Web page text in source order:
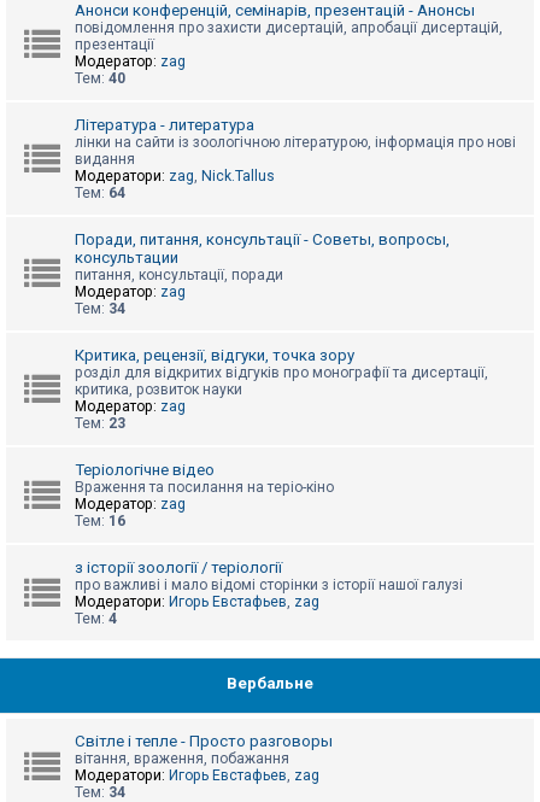
П
м
о
г
Анонси конференцій, семінарів, презентацій - Анонсы
повідомлення про захисти дисертацій, апробації дисертацій,
презентації
Модератор: zag
Тем: 40
Література - литература
лінки на сайти із зоологічною літературою, інформація про нові
видання
Модератори: zag, Nick.Tallus
Тем: 64
Поради, питання, консультації - Советы, вопросы,
консультации
питання, консультації, поради
Модератор: zag
Тем: 34
Критика, рецензії, відгуки, точка зору
розділ для відкритих відгуків про монографії та дисертації,
критика, розвиток науки
Модератор: zag
Тем: 23
Теріологічне відео
Враження та посилання на теріо-кіно
Модератор: zag
Тем: 16
з історії зоології / теріології
про важливі і мало відомі сторінки з історії нашої галузі
Модератори: Игорь Евстафьев, zag
Тем: 4
Вербальне
Світле і тепле - Просто разговоры
вітання, враження, побажання
Модератори: Игорь Евстафьев, zag
Тем: 34